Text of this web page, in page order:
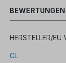
BEWERTUNGEN
HERSTELLER/EU
CL